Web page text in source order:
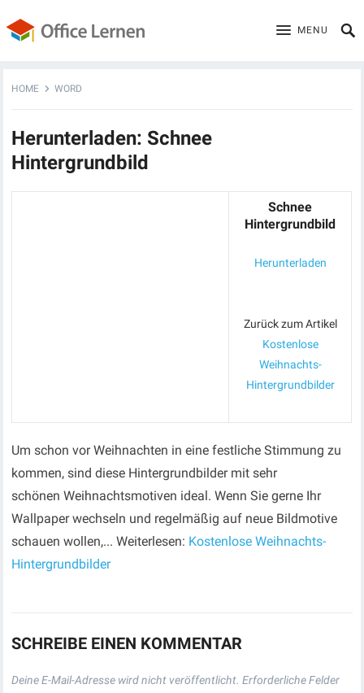
MENU
HOME WORD
Herunterladen: Schnee
Hintergrundbild
Schnee
Hintergrundbild
Herunterladen
Zurück zum Artikel
Kostenlose
Weihnachts-
Hintergrundbilder
Um schon vor Weihnachten in eine festliche Stimmung zu
kommen, sind diese Hintergrundbilder mit sehr
schönen Weihnachtsmotiven ideal. Wenn Sie gerne Ihr
Wallpaper wechseln und regelmäßig auf neue Bildmotive
schauen wollen,... Weiterlesen: Kostenlose Weihnachts-
Hintergrundbilder
SCHREIBE EINEN KOMMENTAR
Deine E-Mail-Adresse wird nicht veröffentlicht. Erforderliche Felder